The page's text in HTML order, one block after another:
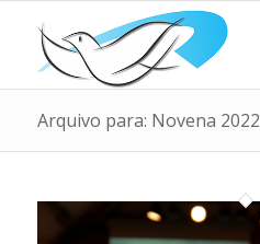
Arquivo para: Novena 2022